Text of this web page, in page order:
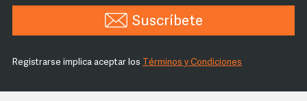
Suscríbete
Registrarse implica aceptar los Términos y Condiciones